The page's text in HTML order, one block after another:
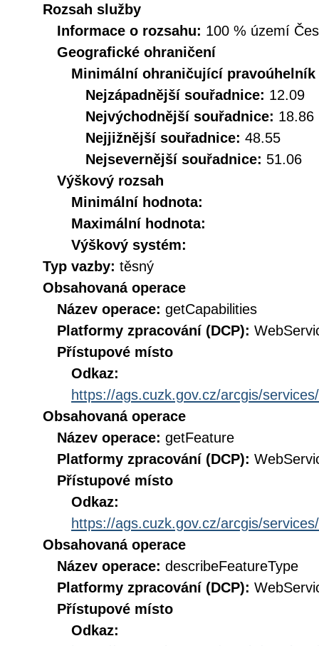
Rozsah služby
Informace o rozsahu: 100 % území
Geografické ohraničení
Minimální ohraničující pravoúhelník
Nejzápadnější souřadnice: 12.09
Nejvýchodnější souřadnice: 18.86
Nejjižnější souřadnice: 48.55
Nejsevernější souřadnice: 51.06
Výškový rozsah
Minimální hodnota:
Maximální hodnota:
Výškový systém:
Typ vazby: těsný
Obsahovaná operace
Název operace: getCapabilities
Platformy zpracování (DCP):
Přístupové místo
Odkaz:
https://ags.cuzk.gov.cz/arcgis/
Obsahovaná operace
Název operace: getFeature
Platformy zpracování (DCP):
Přístupové místo
Odkaz:
https://ags.cuzk.gov.cz/arcgis/
Obsahovaná operace
Název operace: describeFeatureType
Platformy zpracování (DCP):
Přístupové místo
Odkaz: